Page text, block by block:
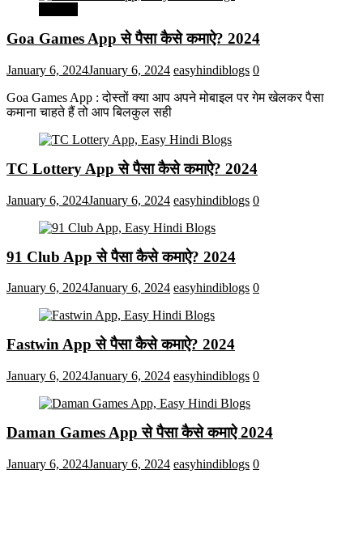
Goa Games App से पैसा कैसे कमाऐ? 2024
January 6, 2024January 6, 2024 easyhindiblogs 0
Goa Games App : दोस्तों क्या आप अपने मोबाइल पर गेम खेलकर पैसा
कमाना चाहते हैं तो आप बिलकुल सही
TC Lottery App से पैसा कैसे कमाऐ? 2024
January 6, 2024January 6, 2024 easyhindiblogs 0
91 Club App से पैसा कैसे कमाऐ? 2024
January 6, 2024January 6, 2024 easyhindiblogs 0
Fastwin App से पैसा कैसे कमाऐ? 2024
January 6, 2024January 6, 2024 easyhindiblogs 0
Daman Games App से पैसा कैसे कमाऐ 2024
January 6, 2024January 6, 2024 easyhindiblogs 0